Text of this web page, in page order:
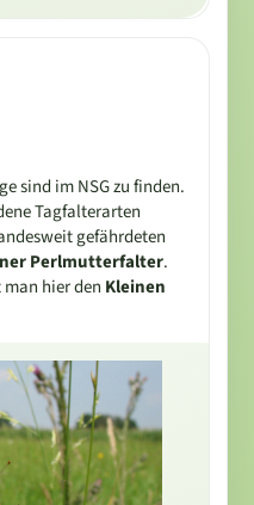
sind im NSG zu finden.
Tagfalterarten
gefährdeten
Perlmutterfalter.
hier den Kleinen